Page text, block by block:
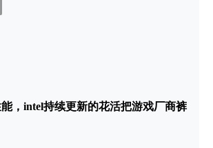
，intel持续更新的花活把游戏厂商裤